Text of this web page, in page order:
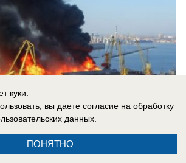
куки.
вы даете согласие на обработку
данных.
ПОНЯТНО